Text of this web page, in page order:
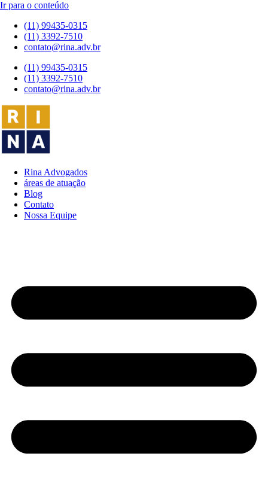
Ir para o conteúdo
(11) 99435-0315
(11) 3392-7510
contato@rina.adv.br
(11) 99435-0315
(11) 3392-7510
contato@rina.adv.br
Rina Advogados
áreas de atuação
Blog
Contato
Nossa Equipe